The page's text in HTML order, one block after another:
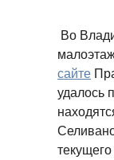
Во
сайте
удалось